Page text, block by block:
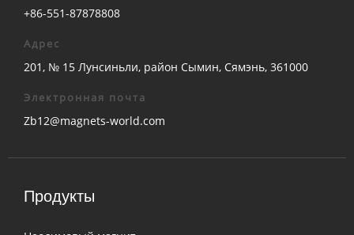
+86-551-87878808
Адрес
201, № 15 Лунсиньли, район Сымин, Сямэнь, 361000
Электронная почта
Zb12@magnets-world.com
Продукты